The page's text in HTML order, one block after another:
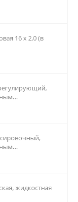
16 х 2.0 (в
жидкостная